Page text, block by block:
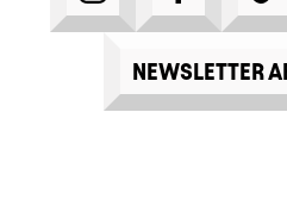
NEWSLETTER